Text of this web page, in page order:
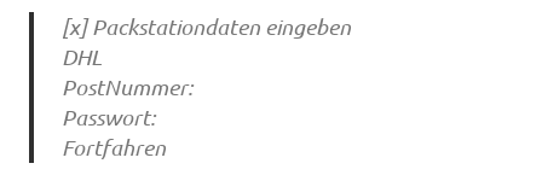
[x] Packstationdaten eingeben
DHL
PostNummer:
Passwort:
Fortfahren